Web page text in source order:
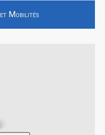
Mobilités